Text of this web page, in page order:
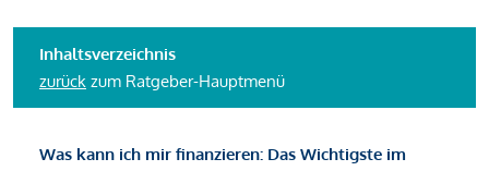
Inhaltsverzeichnis
zurück zum Ratgeber-Hauptmenü
Was kann ich mir finanzieren: Das Wichtigste im